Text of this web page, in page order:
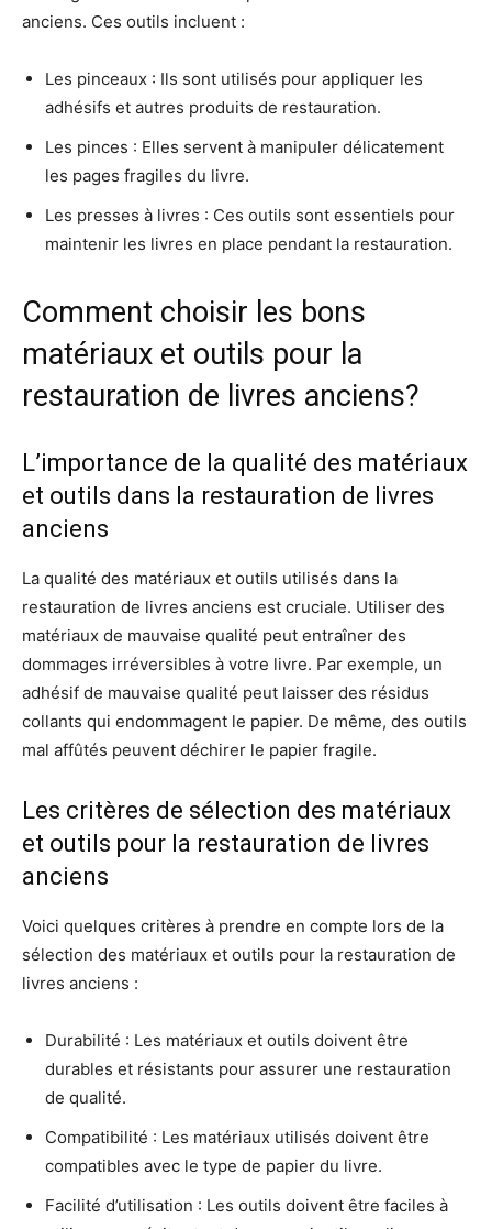
anciens. Ces outils incluent :
Les pinceaux : Ils sont utilisés pour appliquer les
adhésifs et autres produits de restauration.
Les pinces : Elles servent à manipuler délicatement
les pages fragiles du livre.
Les presses à livres : Ces outils sont essentiels pour
maintenir les livres en place pendant la restauration.
Comment choisir les bons
matériaux et outils pour la
restauration de livres anciens?
L’importance de la qualité des matériaux
et outils dans la restauration de livres
anciens
La qualité des matériaux et outils utilisés dans la
restauration de livres anciens est cruciale. Utiliser des
matériaux de mauvaise qualité peut entraîner des
dommages irréversibles à votre livre. Par exemple, un
adhésif de mauvaise qualité peut laisser des résidus
collants qui endommagent le papier. De même, des outils
mal affûtés peuvent déchirer le papier fragile.
Les critères de sélection des matériaux
et outils pour la restauration de livres
anciens
Voici quelques critères à prendre en compte lors de la
sélection des matériaux et outils pour la restauration de
livres anciens :
Durabilité : Les matériaux et outils doivent être
durables et résistants pour assurer une restauration
de qualité.
Compatibilité : Les matériaux utilisés doivent être
compatibles avec le type de papier du livre.
Facilité d’utilisation : Les outils doivent être faciles à